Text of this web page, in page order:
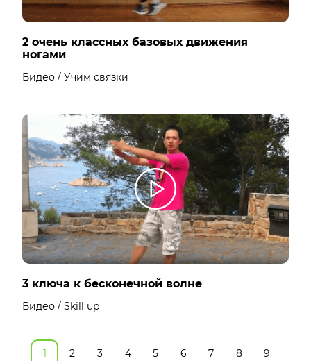
2 очень классных базовых движения
ногами
Видео / Учим связки
3 ключа к бесконечной волне
Видео / Skill up
1 2 3 4 5 6 7 8 9